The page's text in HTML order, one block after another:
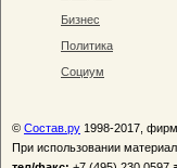
Бизнес
Политика
Социум
© Состав.ру 1998-2017,
При использовании